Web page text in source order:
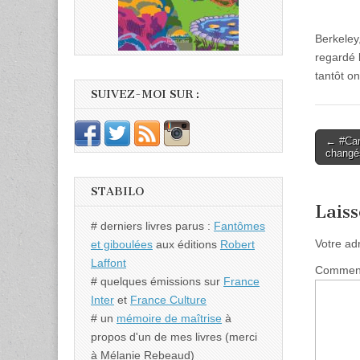
regardé
tantôt
Post
←
Votre
SUIVEZ-MOI SUR :
STABILO
# derniers livres parus : Fantômes
et giboulées aux éditions Robert
Laffont
# quelques émissions sur France
Inter et France Culture
# un mémoire de maîtrise à
propos d'un de mes livres (merci
à Mélanie Rebeaud)